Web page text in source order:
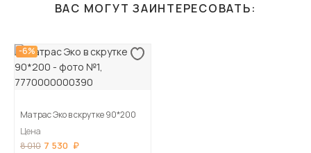
ВАС МОГУТ ЗАИНТЕРЕСОВАТЬ:
-6%
Матрас Эко в скрутке 90*200
Цена
8 010 7 530